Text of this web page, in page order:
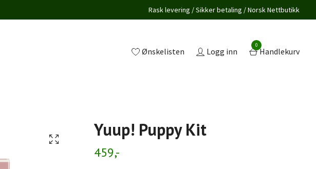
Rask levering / Sikker betaling / Norsk Nettbutikk
Ønskelisten Logg inn
0
Handlekurv
Yuup! Puppy Kit
459,-